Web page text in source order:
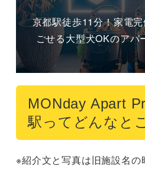
京都駅徒歩11分！家電
ごせる大型犬OKのアパ
MONday Apart
駅ってどんなと
※紹介文と写真は旧施設名の